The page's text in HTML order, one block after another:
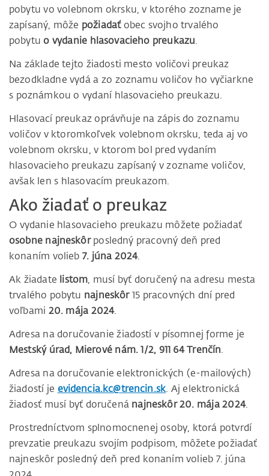
pobytu vo volebnom okrsku, v ktorého zozname je
zapísaný, môže požiadať obec svojho trvalého
pobytuo vydanie hlasovacieho preukazu
Na základe tejto žiadosti mesto voličovi preukaz
bezodkladne vydá a zo zoznamu voličov ho vyčiarkne
s poznámkou o vydaní hlasovacieho preukazu.
Hlasovací preukaz oprávňuje na zápis do zoznamu
voličov v ktoromkoľvek volebnom okrsku, teda aj vo
volebnom okrsku, v ktorom bol pred vydaním
hlasovacieho preukazu zapísaný v zozname voličov,
avšak len s hlasovacím preukazom.
Ako žiadať o preukaz
O vydanie hlasovacieho preukazu môžete požiadať
osobne najneskôrposledný pracovný deň pred
konaním volieb 7. júna 2024.
Ak žiadate listom, musí byť doručený na adresu mesta
trvalého pobytu najneskôr15 pracovných dní pred
voľbami 20. mája 2024.
Adresa na doručovanie žiadostí v písomnej forme je
Mestský úrad, Mierové nám. 1/2, 911 64 Trenčín.
Adresa na doručovanie elektronických (e-mailových)
žiadostí je evidencia.kc@trencin.sk. Aj elektronická
žiadosť musí byť doručená najneskôr 20. mája 2024.
Prostredníctvom splnomocnenej osoby, ktorá potvrdí
prevzatie preukazu svojím podpisom, môžete požiadať
najneskôr posledný deň pred konaním volieb 7. júna